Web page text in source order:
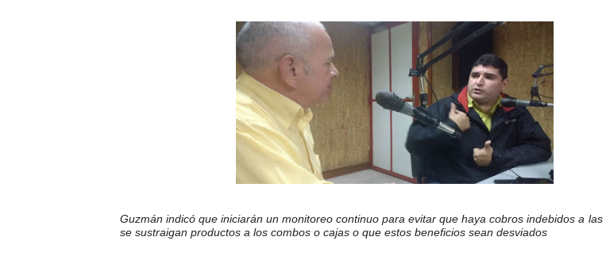
Inicia el Plan Cultura Vacacional 2026 en el estado Mérida
Ibime inició tradicional plan vacacional Aventuras en Vacaciones
Merideños disfrutarán del Plan Agosto Escuelas Abiertas 2026
Recreación y formación fortalecen la integración comunitaria en
Club "Rápidos de Zea" brilló en el Primer Festival de Atletismo en
Cmdnna lleva esperanza y atención a casas de abrigo en Mérida
Guzmán indicó que iniciarán un monitoreo continuo para evitar que haya cobros indebidos a las
se sustraigan productos a los combos o cajas o que estos beneficios sean desviados